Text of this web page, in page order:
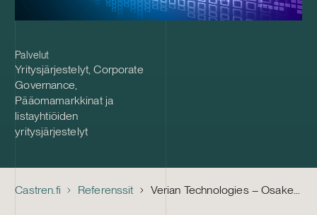
Palvelut
Yritysjärjestelyt,Corporate
Governance,
Pääomamarkkinat ja
listayhtiöiden
yritysjärjestelyt
Castren.fi Referenssit Verian Technologies – Osakekannan myynti Baswarelle